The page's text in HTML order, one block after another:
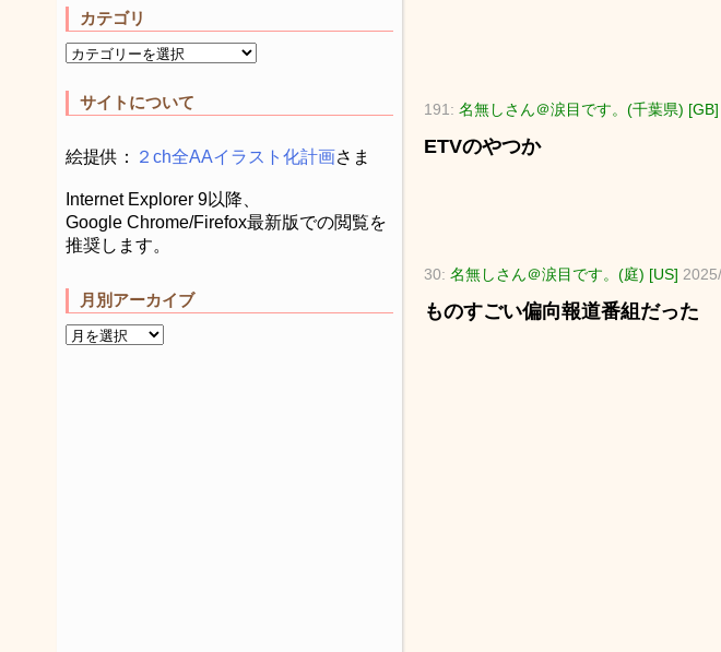
カテゴリ
サイトについて
絵提供： ２ch全AAイラスト化計画さま
Internet Explorer 9以降、
Google Chrome/Firefox最新版での閲覧を
推奨します。
月別アーカイブ
191: 名無しさん＠涙目です。(千葉県) [GB]
ETVのやつか
30: 名無しさん＠涙目です。(庭) [US]
ものすごい偏向報道番組だった